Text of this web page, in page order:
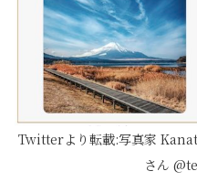
Twitterより転載:写真家
さん